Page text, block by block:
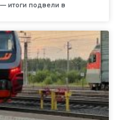
итоги подвели в